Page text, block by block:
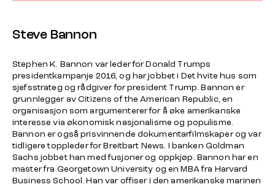
Steve Bannon
Stephen K. Bannon var leder for Donald Trumps
presidentkampanje 2016, og har jobbet i Det hvite hus som
sjefsstrateg og rådgiver for president Trump. Bannon er
grunnlegger avCitizens of the American Republic, en
organisasjon som argumenterer for å øke amerikanske
interesse via økonomisk nasjonalisme og populisme.
Bannon er også prisvinnende dokumentarfilmskaper og var
tidligere toppleder for Breitbart News. I banken Goldman
Sachs jobbet han med fusjoner og oppkjøp. Bannon har en
master fra Georgetown University og en MBA fra Harvard
Business School. Han var offiser i den amerikanske marinen